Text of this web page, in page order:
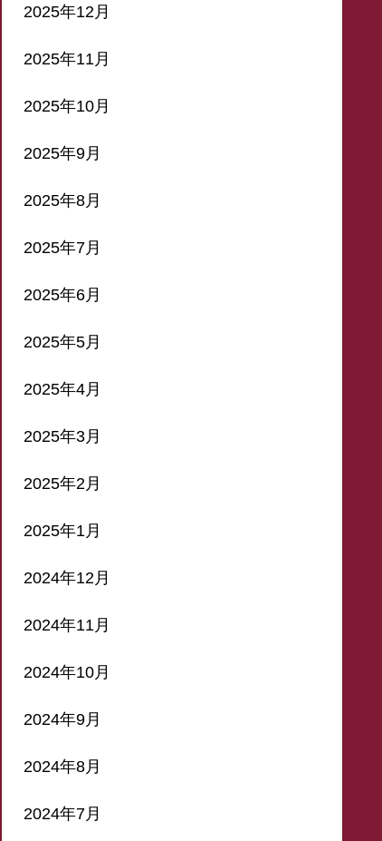
2025年12月
2025年11月
2025年10月
2025年9月
2025年8月
2025年7月
2025年6月
2025年5月
2025年4月
2025年3月
2025年2月
2025年1月
2024年12月
2024年11月
2024年10月
2024年9月
2024年8月
2024年7月